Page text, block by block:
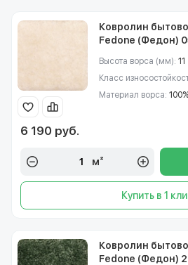
Ковролин
Fedone (Федон)
Высота ворса (мм): 11
Класс
Материал ворса:
6 190 руб.
м²
Купить в 1
Ковролин
Fedone (Федон)